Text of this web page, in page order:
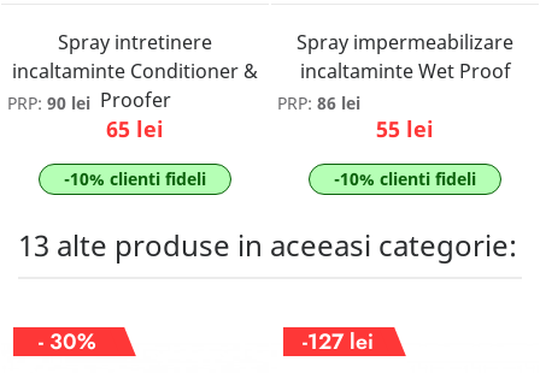
Spray intretinere
incaltaminte Conditioner &
Proofer
PRP: 90 lei
65 lei
-10% clienti fideli
Spray impermeabilizare
incaltaminte Wet Proof
PRP: 86 lei
55 lei
-10% clienti fideli
13 alte produse in aceeasi categorie:
- 30% -127 lei